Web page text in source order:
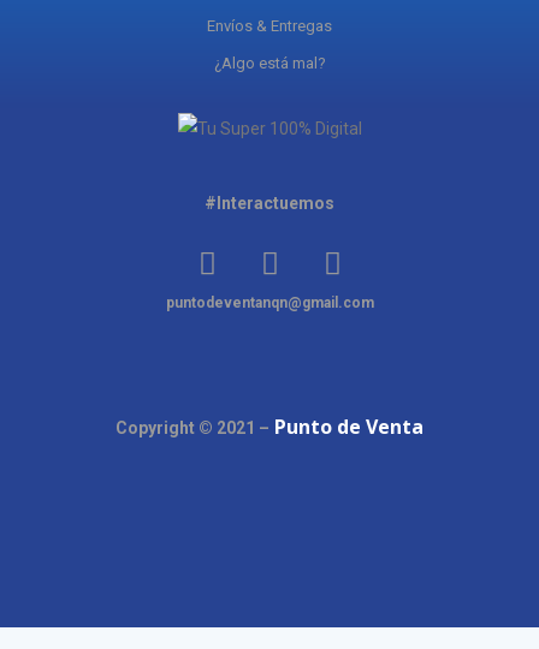
Envíos & Entregas
¿Algo está mal?
#Interactuemos
puntodeventanqn@gmail.com
Copyright © 2021 – Punto de Venta